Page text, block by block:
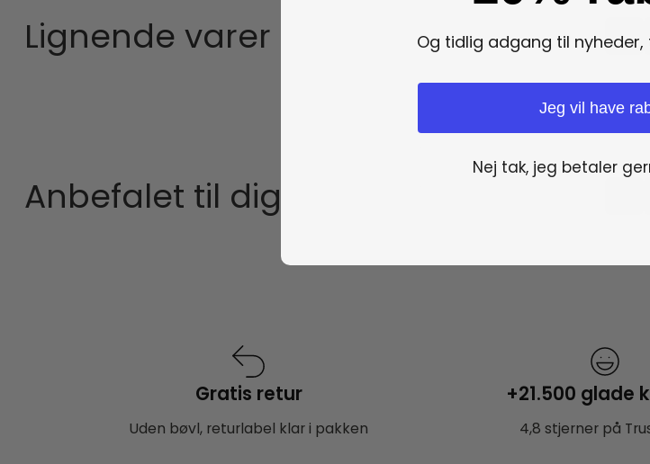
Lignende varer
Anbefalet til dig
Gratis retur
Uden bøvl, returlabel klar i pakken
+21.500 glade
4,8 stjerner på
Og tidlig adgang til
Jeg vil have
Nej tak, jeg betaler